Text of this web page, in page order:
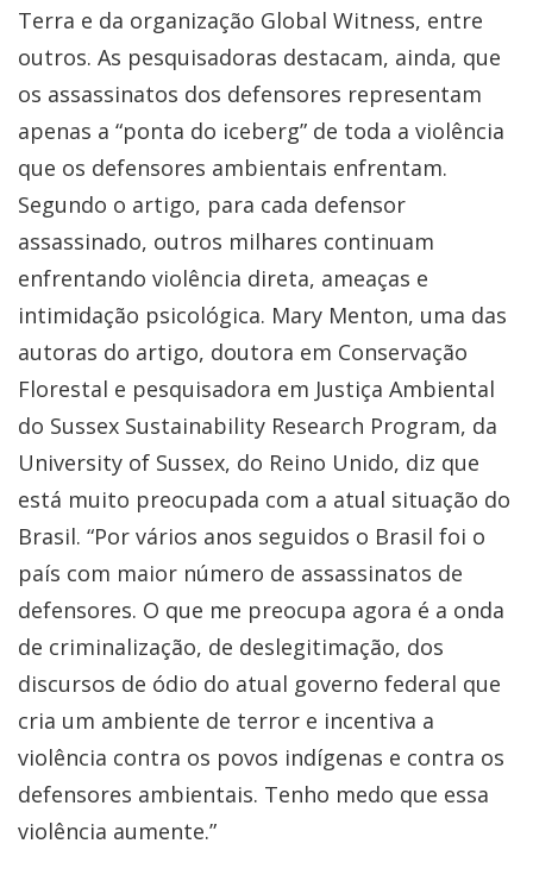
Terra e da organização Global Witness, entre
outros. As pesquisadoras destacam, ainda, que
os assassinatos dos defensores representam
apenas a “ponta do iceberg” de toda a violência
que os defensores ambientais enfrentam.
Segundo o artigo, para cada defensor
assassinado, outros milhares continuam
enfrentando violência direta, ameaças e
intimidação psicológica. Mary Menton, uma das
autoras do artigo, doutora em Conservação
Florestal e pesquisadora em Justiça Ambiental
do Sussex Sustainability Research Program, da
University of Sussex, do Reino Unido, diz que
está muito preocupada com a atual situação do
Brasil. “Por vários anos seguidos o Brasil foi o
país com maior número de assassinatos de
defensores. O que me preocupa agora é a onda
de criminalização, de deslegitimação, dos
discursos de ódio do atual governo federal que
cria um ambiente de terror e incentiva a
violência contra os povos indígenas e contra os
defensores ambientais. Tenho medo que essa
violência aumente.”